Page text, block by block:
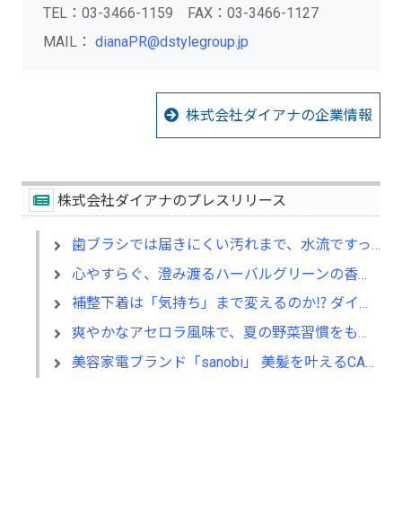
TEL：03-3466-1159 FAX：03-3466-1127
MAIL： dianaPR@dstylegroup.jp
株式会社ダイアナの企業情報
株式会社ダイアナのプレスリリース
歯ブラシでは届きにくい汚れまで、水流ですっきり。「sanobi ジェットウォッシャー」を数量限定発売
心やすらぐ、澄み渡るハーバルグリーンの香り ディアナージュ ユイール「限定の香り」が数量限定発売
補整下着は「気持ち」まで変えるのか⁉ ダイアジェンヌ着用による気分状態の改善を科学的に検証
爽やかなアセロラ風味で、夏の野菜習慣をもっと美味しく 「ベジベース ファイバー アセロラ風味」発売
美容家電ブランド「sanobi」 美髪を叶えるCAMPFIRE限定セットを数量限定で公開